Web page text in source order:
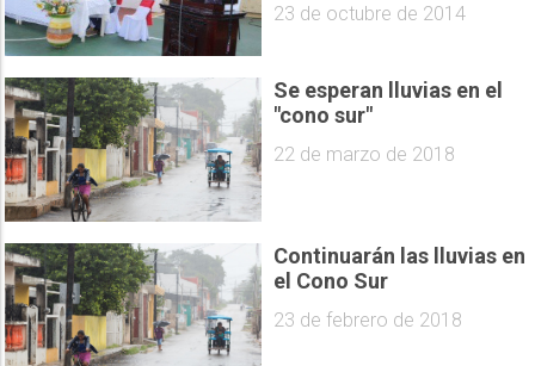
23 de octubre de 2014
Se esperan lluvias en el
"cono sur"
22 de marzo de 2018
Continuarán las lluvias en
el Cono Sur
23 de febrero de 2018